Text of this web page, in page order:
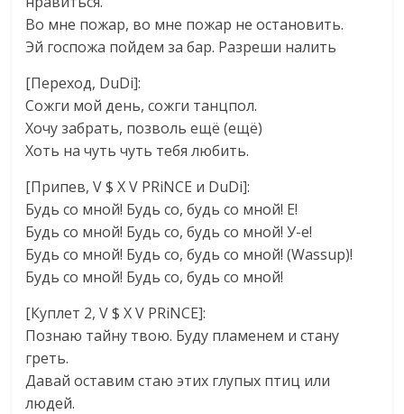
Во мне пожар, во мне пожар не остановить.
Эй госпожа пойдем за бар. Разреши налить
[Переход, DuDi]:
Сожги мой день, сожги танцпол.
Хочу забрать, позволь ещё (ещё)
Хоть на чуть чуть тебя любить.
[Припев, V $ X V PRiNCE и DuDi]:
Будь со мной! Будь со, будь со мной! Е!
Будь со мной! Будь со, будь со мной! У-е!
Будь со мной! Будь со, будь со мной! (Wassup)!
Будь со мной! Будь со, будь со мной!
[Куплет 2, V $ X V PRiNCE]:
Познаю тайну твою. Буду пламенем и стану
греть.
Давай оставим стаю этих глупых птиц или
людей.